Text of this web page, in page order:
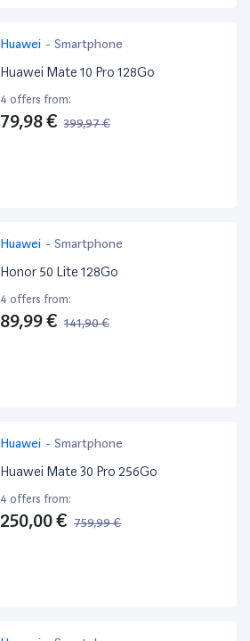
Huawei - Smartphone
Huawei Mate 10 Pro 128Go
4 offers from:
79,98 € 399,97 €
Huawei - Smartphone
Honor 50 Lite 128Go
4 offers from:
89,99 € 141,90 €
Huawei - Smartphone
Huawei Mate 30 Pro 256Go
4 offers from:
250,00 € 759,99 €